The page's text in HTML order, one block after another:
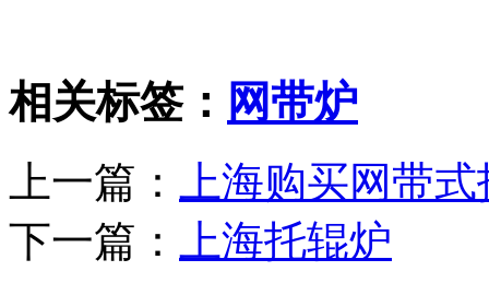
相关标签： 网带炉
上一篇：
上海购买网带
下一篇：
上海托辊炉